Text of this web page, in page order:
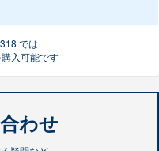
では
入可能です
わせ